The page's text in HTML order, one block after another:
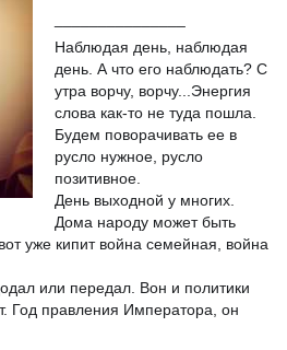
Наблюдая день, наблюдая
день. А что его наблюдать? С
утра ворчу, ворчу...Энергия
слова как-то не туда пошла.
Будем поворачивать ее в
русло нужное, русло
позитивное.
День выходной у многих.
Дома народу может быть
уже кипит война семейная, война
или передал. Вон и политики
Год правления Императора, он